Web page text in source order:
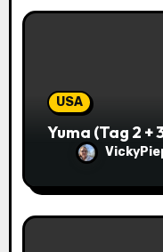
v
i
USA
Yuma (Tag 2 +